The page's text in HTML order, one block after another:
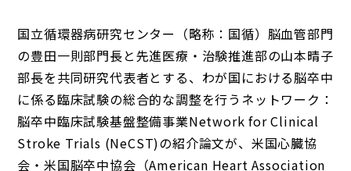
国立循環器病研究センター（略称：国循）脳血管部門
の豊田一則部門長と先進医療・治験推進部の山本晴子
部長を共同研究代表者とする、わが国における脳卒中
に係る臨床試験の総合的な調整を行うネットワーク：
脳卒中臨床試験基盤整備事業Network for Clinical
Stroke Trials (NeCST)の紹介論文が、米国心臓協
会・米国脳卒中協会（American Heart Association